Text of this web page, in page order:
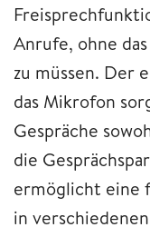
Anrufe, ohne
zu müssen. Der
das Mikrofon
Gespräche
die
ermöglicht eine
in